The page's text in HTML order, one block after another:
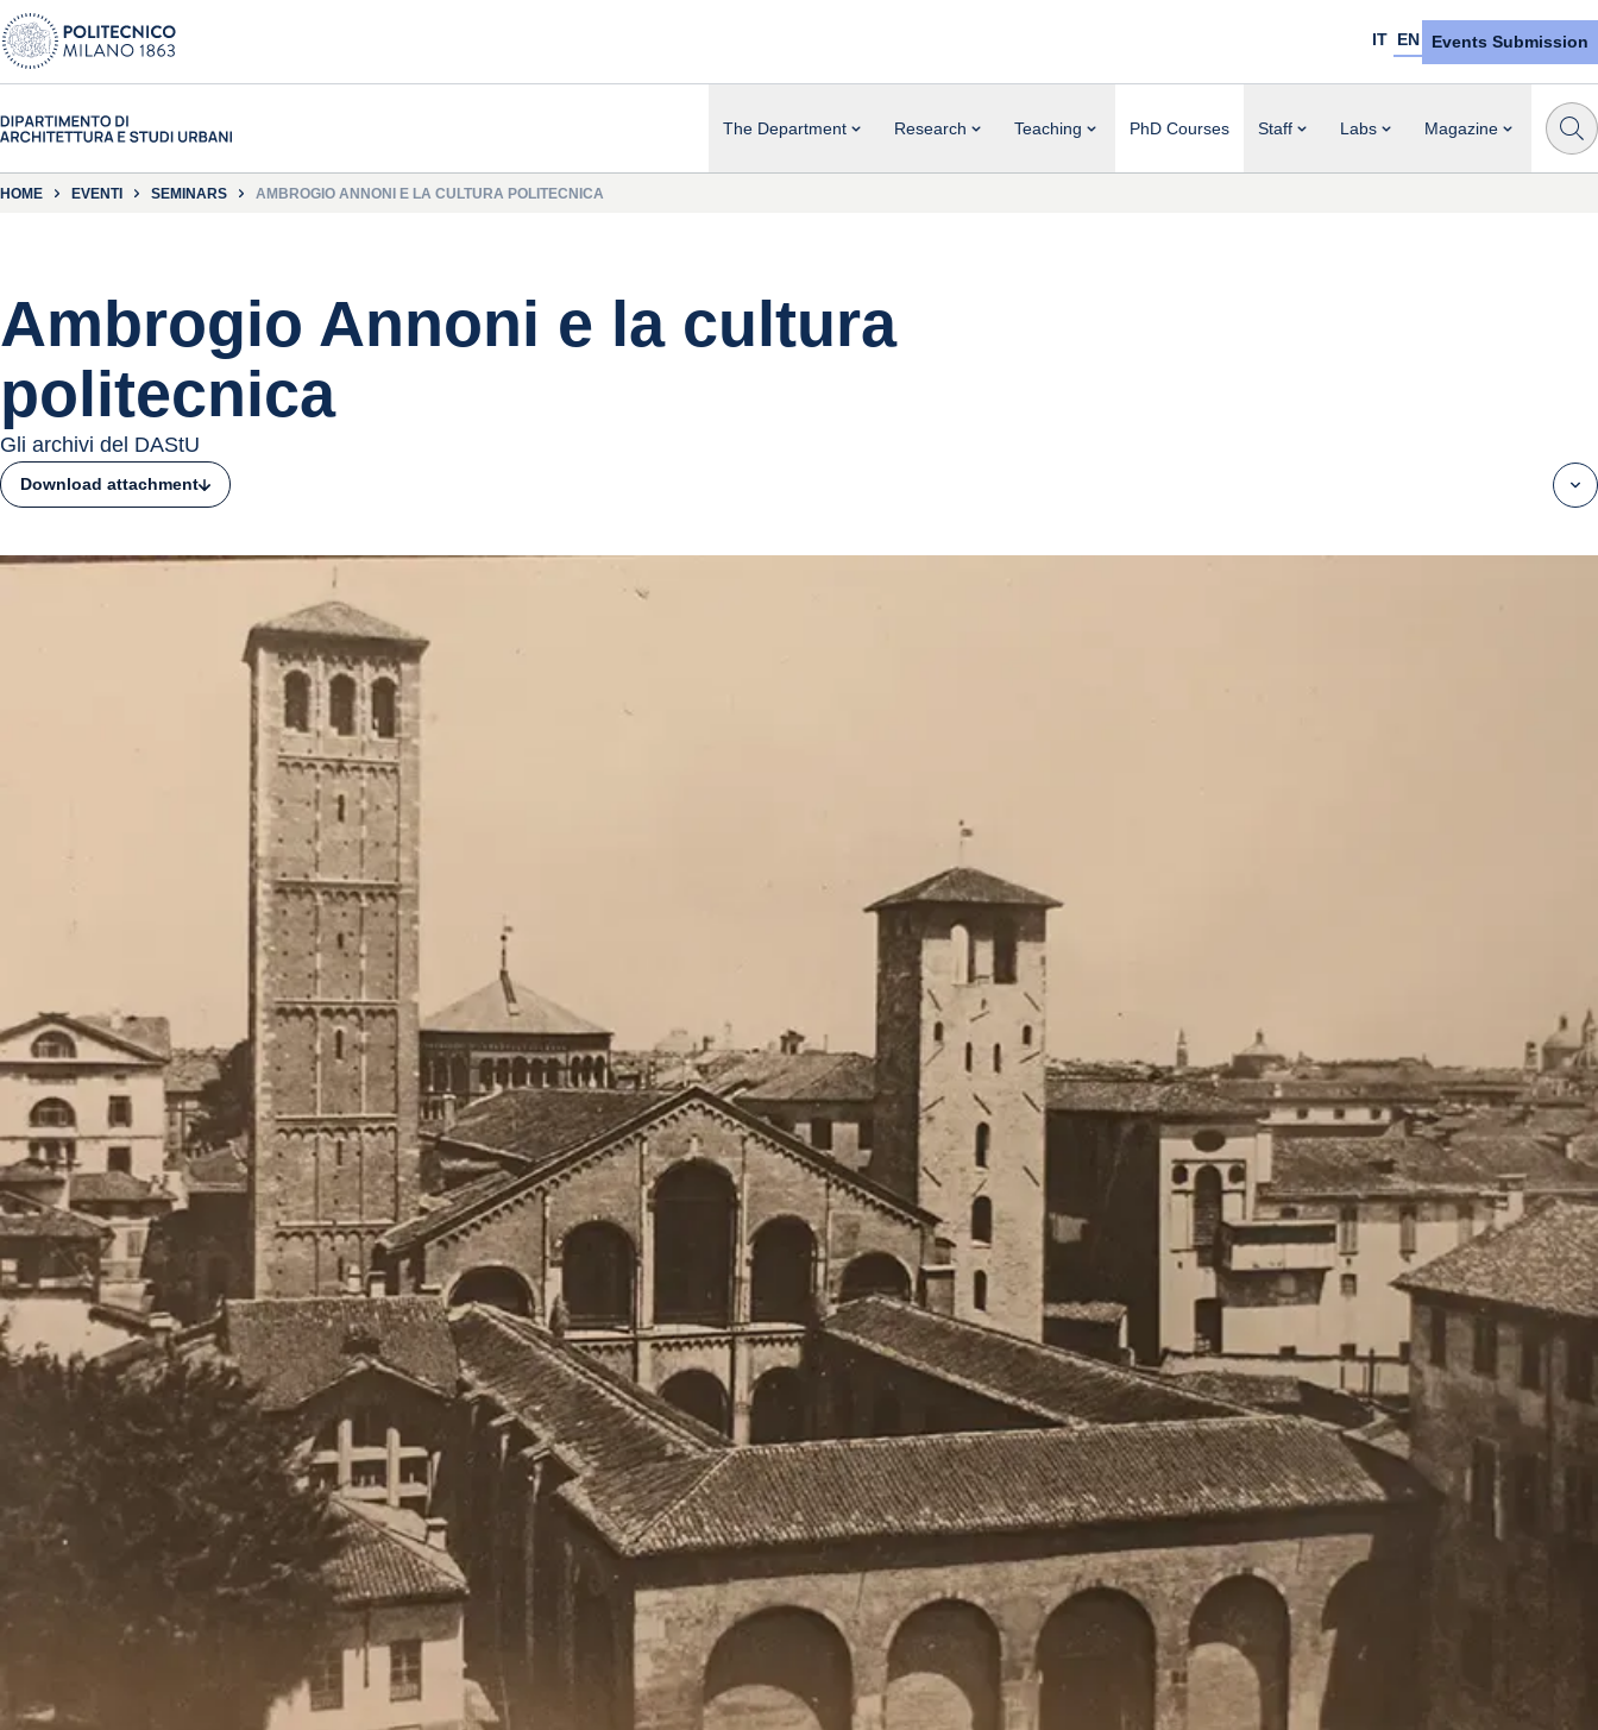
IT EN Events Submission
The Department Research Teaching PhD Courses Staff Labs Magazine
HOME EVENTI SEMINARS AMBROGIO ANNONI E LA CULTURA POLITECNICA
Ambrogio Annoni e la cultura
politecnica
Gli archivi del DAStU
Download attachment